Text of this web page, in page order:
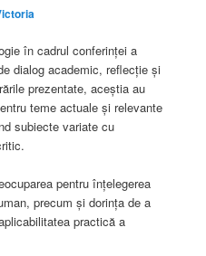
în cadrul conferinței a
dialog academic, reflecție și
prezentate, aceștia au
teme actuale și relevante
subiecte variate cu
pentru înțelegerea
precum și dorința de a
practică a